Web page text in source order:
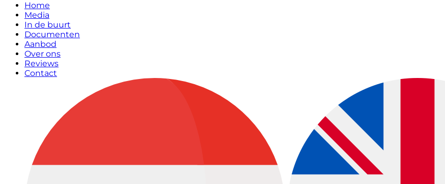
Home
Media
In de buurt
Documenten
Aanbod
Over ons
Reviews
Contact